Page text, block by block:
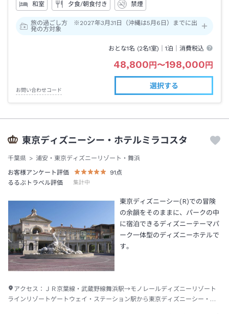
和室 夕食/朝食付き 禁煙
旅の過ごし方 ※2027年3月31日（沖縄は5月6日）までに出
発の方対象
おとな1名 (2名1室)｜1泊 ｜消費税込
48,800 円 〜198,000 円
お問い合わせコード
選択する
東京ディズニーシー・ホテルミラコスタ
千葉県
浦安・東京ディズニーリゾート・舞浜
お客様アンケート評価
91 点
るるぶトラベル評価
集計中
東京ディズニーシー(R)での冒険
の余韻をそのままに、パークの中
に宿泊できるディズニーテーマパ
ーク一体型のディズニーホテルで
す。
アクセス： ＪＲ京葉線・武蔵野線舞浜駅→モノレールディズニーリゾート
ラインリゾートゲートウェイ・ステーション駅から東京ディズニーシー・ス